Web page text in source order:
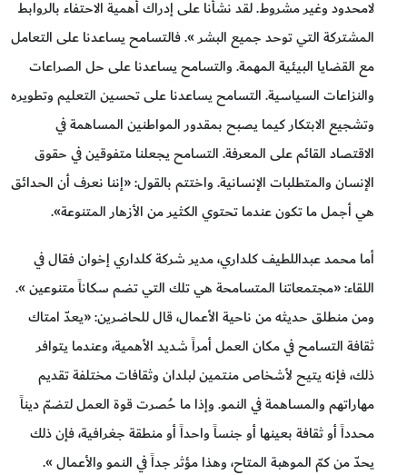
لامحدود وغير مشروط. لقد نشأنا على إدراك أهمية الاحتفاء بالروابط
المشتركة التي توحد جميع البشر ». فالتسامح يساعدنا على التعامل
مع القضايا البيئية المهمة. والتسامح يساعدنا على حل الصراعات
والنزاعات السياسية. التسامح يساعدنا على تحسين التعليم وتطويره
وتشجيع الابتكار كيما يصبح بمقدور المواطنين المساهمة في
الاقتصاد القائم على المعرفة. التسامح يجعلنا متفوقين في حقوق
الإنسان والمتطلبات الإنسانية. واختتم بالقول: «إننا نعرف أن الحدائق
هي أجمل ما تكون عندما تحتوي الكثير من الأزهار المتنوعة».
أما محمد عبداللطيف كلداري، مدير شركة كلداري إخوان فقال في
اللقاء: «مجتمعاتنا المتسامحة هي تلك التي تضم سكاناً متنوعين ».
ومن منطلق حديثه من ناحية الأعمال، قال للحاضرين: «يعدّ امتاك
ثقافة التسامح في مكان العمل أمراً شديد الأهمية، وعندما يتوافر
ذلك، فإنه يتيح لأشخاص منتمين لبلدان وثقافات مختلفة تقديم
مهاراتهم والمساهمة في النمو. وإذا ما حُصرت قوة العمل لتضمّ ديناً
محدداً أو ثقافة بعينها أو جنساً واحداً أو منطقة جغرافية، فإن ذلك
يحدّ من كمّ الموهبة المتاح، وهذا مؤثر جداً في النمو والأعمال ».